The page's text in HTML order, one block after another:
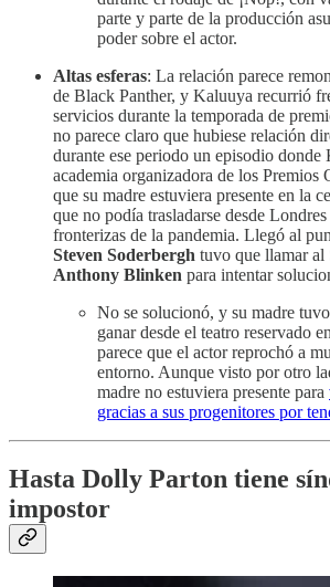
parte y parte de la producción
poder sobre el actor.
Altas esferas: La relación parece
de Black Panther, y Kaluuya recurrió
servicios durante la temporada de
no parece claro que hubiese relación
durante ese periodo un episodio donde
academia organizadora de los Premios
que su madre estuviera presente en la
que no podía trasladarse desde
fronterizas de la pandemia. Llegó al
Steven Soderbergh tuvo que llamar al
Anthony Blinken para intentar
No se solucionó, y su madre
ganar desde el teatro reservado
parece que el actor reprochó a
entorno. Aunque visto por otro
madre no estuviera presente para
gracias a sus progenitores por
Hasta Dolly Parton tiene
impostor